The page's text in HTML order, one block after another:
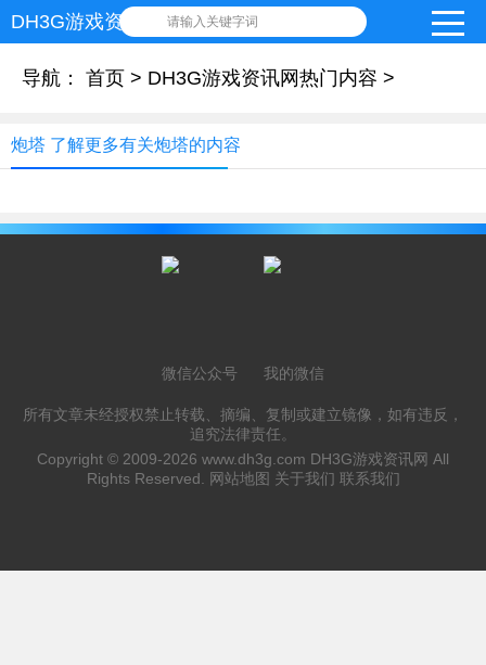
DH3G游戏资讯网 请输入关键字词
导航： 首页 > DH3G游戏资讯网热门内容 >
炮塔 了解更多有关炮塔的内容
微信公众号 我的微信
所有文章未经授权禁止转载、摘编、复制或建立镜像，如有违反，
追究法律责任。
Copyright © 2009-2026 www.dh3g.com DH3G游戏资讯网 All
Rights Reserved.
网站地图 关于我们 联系我们